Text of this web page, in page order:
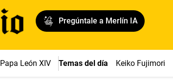
Pregúntale a Merlín IA
Papa León XIV Temas del día Keiko Fujimori